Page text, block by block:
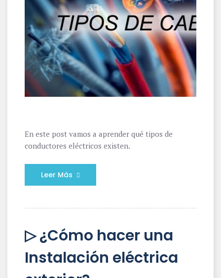
En este post vamos a aprender qué tipos de
conductores eléctricos existen.
Leer Más
▷ ¿Cómo hacer una
Instalación eléctrica